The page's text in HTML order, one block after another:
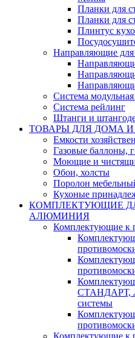
Планки для
Планки для
Плинтус
Направляющие для
Система
Система рейлинг
Штанги и
ТОВАРЫ ДЛЯ ДОМА И
Емкости
Газовые баллоны,
Моющие и
Обои, холсты
Поролон
Кухоные
КОМПЛЕКТУЮЩИЕ
АЛЮМИНИЯ
Комплектующие к
СТАНДАРТ,
системы
Комплектующие к